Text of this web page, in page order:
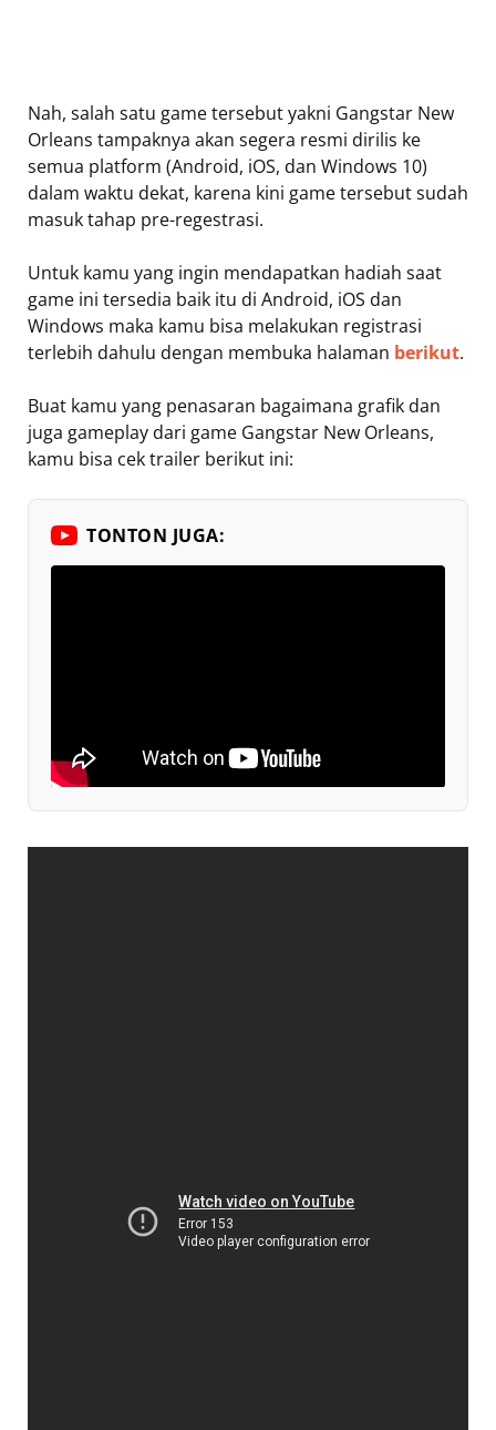
Nah, salah satu game tersebut yakni Gangstar New
Orleans tampaknya akan segera resmi dirilis ke
semua platform (Android, iOS, dan Windows 10)
dalam waktu dekat, karena kini game tersebut sudah
masuk tahap pre-regestrasi.
Untuk kamu yang ingin mendapatkan hadiah saat
game ini tersedia baik itu di Android, iOS dan
Windows maka kamu bisa melakukan registrasi
terlebih dahulu dengan membuka halaman berikut.
Buat kamu yang penasaran bagaimana grafik dan
juga gameplay dari game Gangstar New Orleans,
kamu bisa cek trailer berikut ini:
TONTON JUGA: